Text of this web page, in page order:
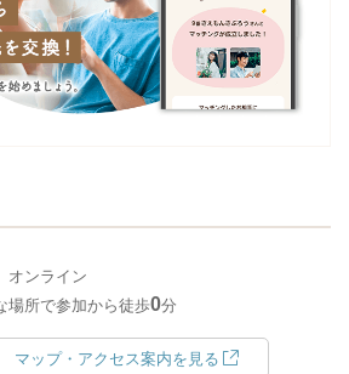
オンライン
場所で参加から徒歩0分
マップ・アクセス案内を見る